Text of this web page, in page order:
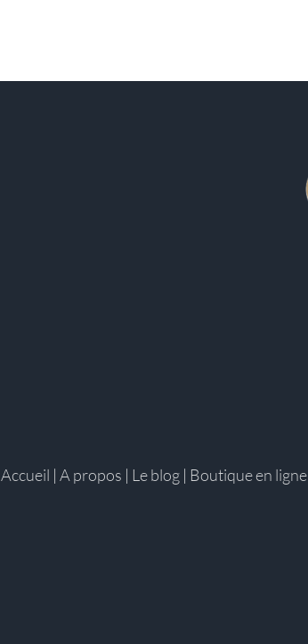
Accueil | A propos | Le blog | Boutique en ligne